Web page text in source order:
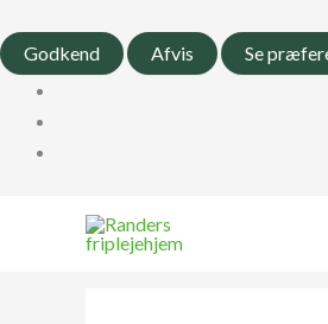
Godkend Afvis Se